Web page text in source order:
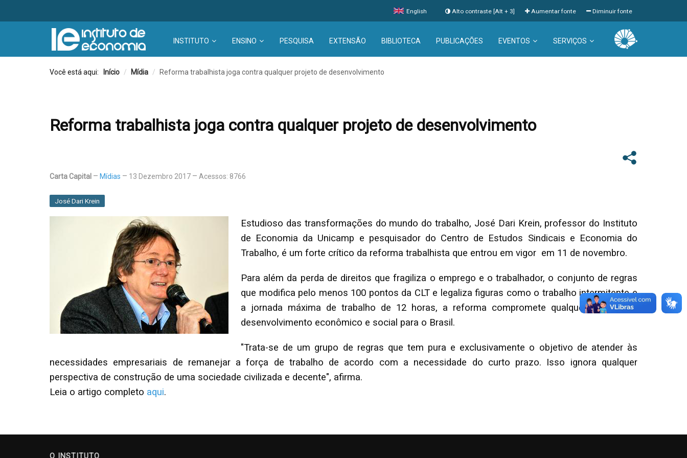
English Diminuir fonte
Aumentar fonte
Alto contraste [Alt + 3]
INSTITUTO ENSINO PESQUISA EXTENSÃO BIBLIOTECA PUBLICAÇÕES EVENTOS SERVIÇOS
Você está aqui: Início / Mídia / Reforma trabalhista joga contra qualquer projeto de desenvolvimento
Reforma trabalhista joga contra qualquer projeto de desenvolvimento
Carta Capital Mídias 13 Dezembro 2017 Acessos: 8766
José Dari Krein
Estudioso das transformações do mundo do trabalho, José Dari Krein, professor do Instituto
de Economia da Unicamp e pesquisador do Centro de Estudos Sindicais e Economia do
Trabalho, é um forte crítico da reforma trabalhista que entrou em vigor em 11 de novembro.
Para além da perda de direitos que fragiliza o emprego e o trabalhador, o conjunto de regras
que modifica pelo menos 100 pontos da CLT e legaliza figuras como o trabalho intermitente e
a jornada máxima de trabalho de 12 horas, a reforma compromete qualquer projeto de
desenvolvimento econômico e social para o Brasil.
"Trata-se de um grupo de regras que tem pura e exclusivamente o objetivo de atender às
necessidades empresariais de remanejar a força de trabalho de acordo com a necessidade do curto prazo. Isso ignora qualquer
perspectiva de construção de uma sociedade civilizada e decente", afirma.
Leia o artigo completo aqui.
O INSTITUTO